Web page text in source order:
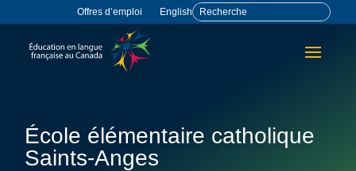
Offres d’emploi English
École élémentaire catholique
Saints-Anges